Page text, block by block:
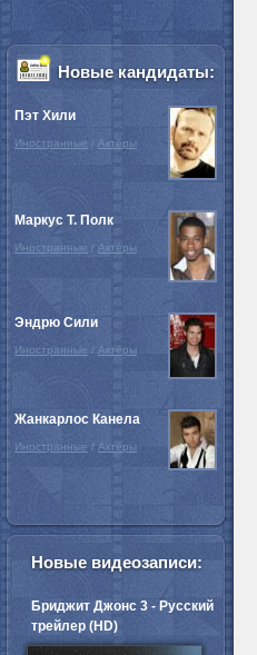
Новые кандидаты:
Пэт Хили
Иностранные / Актёры
Маркус Т. Полк
Иностранные / Актёры
Эндрю Сили
Иностранные / Актёры
Жанкарлос Канела
Иностранные / Актёры
Новые видеозаписи:
Бриджит Джонс 3 - Русский
трейлер (HD)